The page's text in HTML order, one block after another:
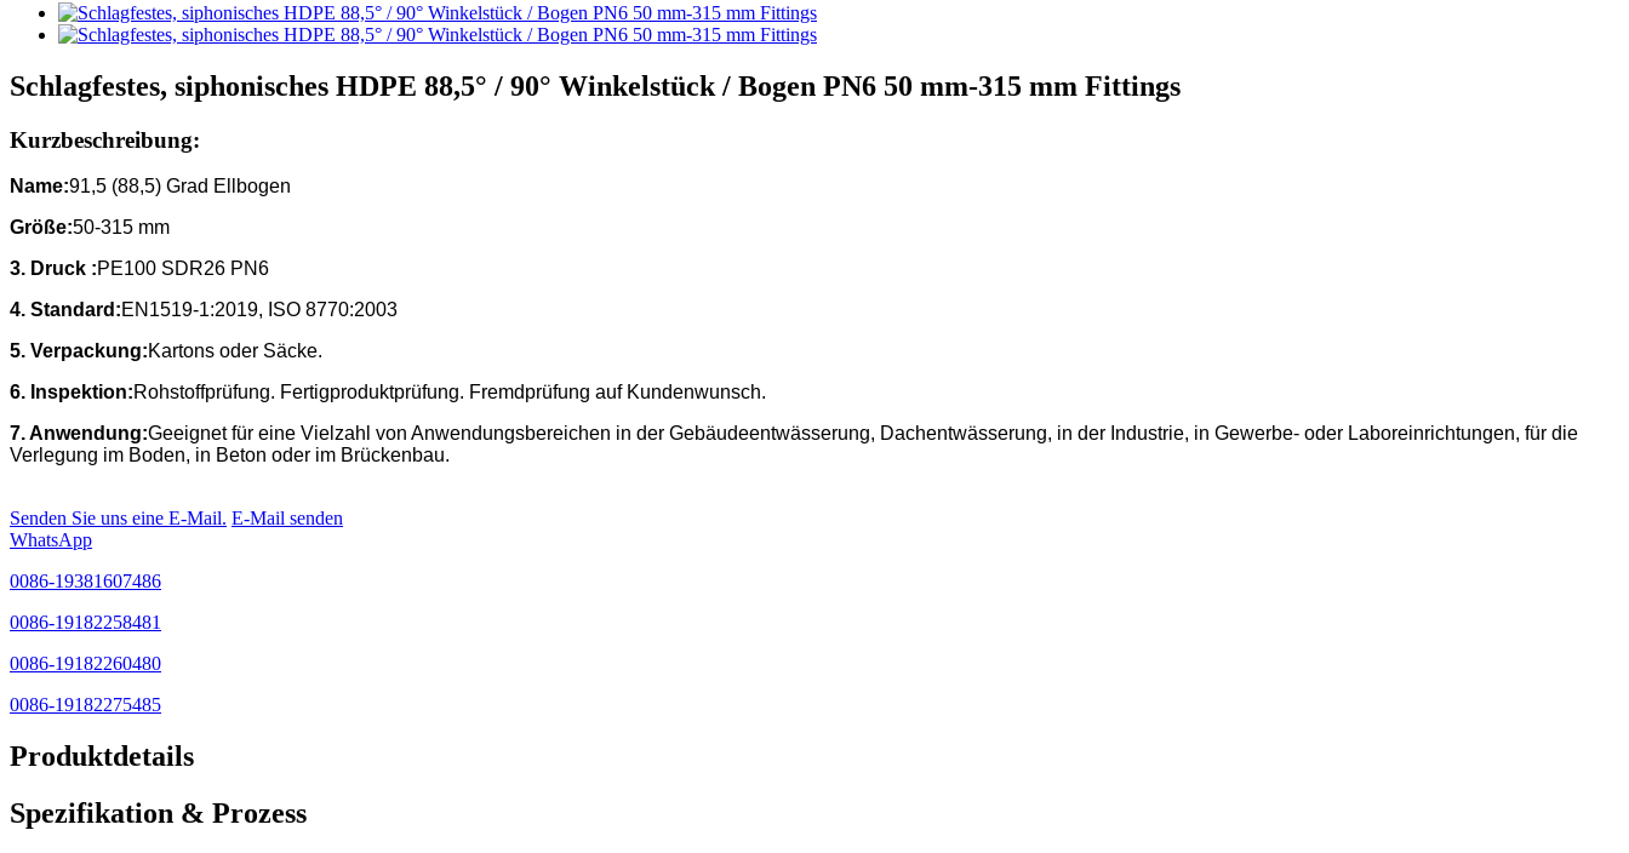
Schlagfestes, siphonisches HDPE 88,5° / 90° Winkelstück / Bogen PN6 50 mm-315 mm Fittings
Kurzbeschreibung:
Name:91,5 (88,5) Grad Ellbogen
Größe:50-315 mm
3. Druck :PE100 SDR26 PN6
4. Standard:EN1519-1:2019, ISO 8770:2003
5. Verpackung:Kartons oder Säcke.
6. Inspektion:Rohstoffprüfung. Fertigproduktprüfung. Fremdprüfung auf Kundenwunsch.
7. Anwendung:Geeignet für eine Vielzahl von Anwendungsbereichen in der Gebäudeentwässerung, Dachentwässerung, in der Industrie, in Gewerbe- oder Laboreinrichtungen, für die
Verlegung im Boden, in Beton oder im Brückenbau.
Senden Sie uns eine E-Mail. E-Mail senden
WhatsApp
0086-19381607486
0086-19182258481
0086-19182260480
0086-19182275485
Produktdetails
Spezifikation & Prozess